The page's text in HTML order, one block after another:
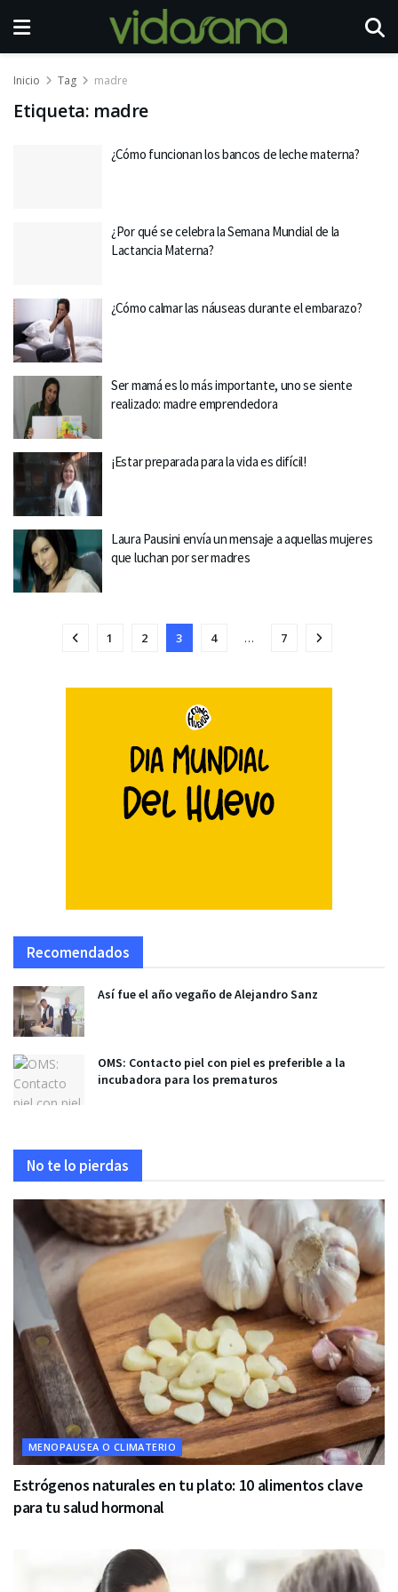
Inicio Tag madre
Etiqueta: madre
¿Cómo funcionan los bancos de leche materna?
¿Por qué se celebra la Semana Mundial de la
Lactancia Materna?
¿Cómo calmar las náuseas durante el embarazo?
Ser mamá es lo más importante, uno se siente
realizado: madre emprendedora
¡Estar preparada para la vida es difícil!
Laura Pausini envía un mensaje a aquellas mujeres
que luchan por ser madres
1 2 3 4 … 7
Recomendados
Así fue el año vegaño de Alejandro Sanz
OMS: Contacto piel con piel es preferible a la
incubadora para los prematuros
No te lo pierdas
MENOPAUSEA O CLIMATERIO
Estrógenos naturales en tu plato: 10 alimentos clave
para tu salud hormonal